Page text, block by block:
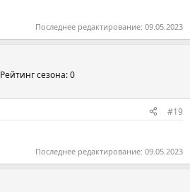
Последнее редактирование: 09.05.2023
Рейтинг сезона: 0
#19
Последнее редактирование: 09.05.2023